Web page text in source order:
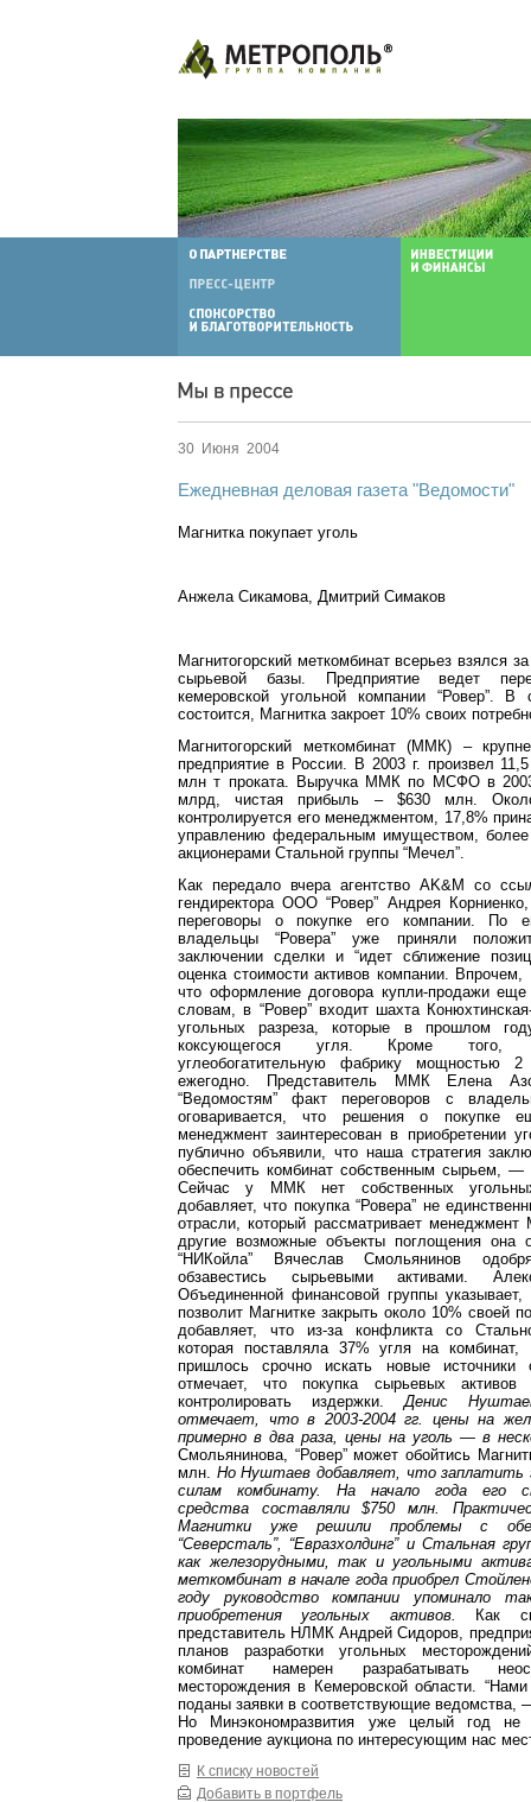
30 Июня 2004
Ежедневная деловая газета "Ведомости"
Магнитка покупает уголь
Анжела Сикамова, Дмитрий Симаков
Магнитогорский меткомбинат всерьез взялся
сырьевой базы. Предприятие ведет
кемеровской угольной компании “Ровер”.
состоится, Магнитка закроет 10% своих
Магнитогорский меткомбинат (ММК) –
предприятие в России. В 2003 г. произвел
млн т проката. Выручка ММК по МСФО в 2003
млрд, чистая прибыль – $630 млн.
контролируется его менеджментом, 17,8%
управлению федеральным имуществом, более
акционерами Стальной группы “Мечел”.
Как передало вчера агентство AK&M со
гендиректора ООО “Ровер” Андрея
переговоры о покупке его компании.
владельцы “Ровера” уже приняли
заключении сделки и “идет сближение
оценка стоимости активов компании. Впрочем,
что оформление договора купли-продажи
словам, в “Ровер” входит шахта
угольных разреза, которые в прошлом
коксующегося угля. Кроме того,
углеобогатительную фабрику мощностью
ежегодно. Представитель ММК Елена
“Ведомостям” факт переговоров с
оговаривается, что решения о покупке
менеджмент заинтересован в приобретении
публично объявили, что наша стратегия
обеспечить комбинат собственным сырьем,
Сейчас у ММК нет собственных
добавляет, что покупка “Ровера” не
отрасли, который рассматривает менеджмент
другие возможные объекты поглощения она
“НИКойла” Вячеслав Смольянинов
обзавестись сырьевыми активами.
Объединенной финансовой группы указывает,
позволит Магнитке закрыть около 10% своей
добавляет, что из-за конфликта со
которая поставляла 37% угля на
пришлось срочно искать новые источники
отмечает, что покупка сырьевых активов
контролировать издержки.Денис
отмечает, что в 2003-2004 гг. цены на
примерно в два раза, цены на уголь — в
Смольянинова, “Ровер” может обойтись
млн. Но Нуштаев добавляет, что заплатить
силам комбинату. На начало года его
средства составляли $750 млн.
Магнитки уже решили проблемы с
“Северсталь”, “Евразхолдинг” и Стальная
как железорудными, так и угольными
меткомбинат в начале года приобрел
году руководство компании упоминало
приобретения угольных активов.
Как
представитель НЛМК Андрей Сидоров,
планов разработки угольных
комбинат намерен разрабатывать
месторождения в Кемеровской области.
поданы заявки в соответствующие
Но Минэкономразвития уже целый год не
проведение аукциона по интересующим нас
К списку новостей
Добавить в портфель